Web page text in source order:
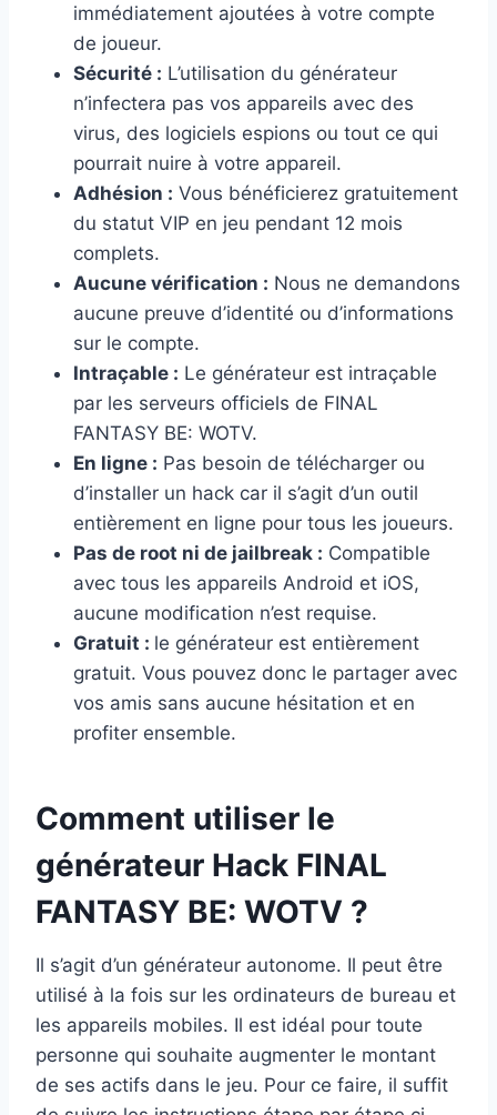
immédiatement ajoutées à votre compte
de joueur.
Sécurité : L’utilisation du générateur
n’infectera pas vos appareils avec des
virus, des logiciels espions ou tout ce qui
pourrait nuire à votre appareil.
Adhésion : Vous bénéficierez gratuitement
du statut VIP en jeu pendant 12 mois
complets.
Aucune vérification : Nous ne demandons
aucune preuve d’identité ou d’informations
sur le compte.
Intraçable : Le générateur est intraçable
par les serveurs officiels de FINAL
FANTASY BE: WOTV.
En ligne : Pas besoin de télécharger ou
d’installer un hack car il s’agit d’un outil
entièrement en ligne pour tous les joueurs.
Pas de root ni de jailbreak : Compatible
avec tous les appareils Android et iOS,
aucune modification n’est requise.
Gratuit : le générateur est entièrement
gratuit. Vous pouvez donc le partager avec
vos amis sans aucune hésitation et en
profiter ensemble.
Comment utiliser le
générateur Hack FINAL
FANTASY BE: WOTV ?
Il s’agit d’un générateur autonome. Il peut être
utilisé à la fois sur les ordinateurs de bureau et
les appareils mobiles. Il est idéal pour toute
personne qui souhaite augmenter le montant
de ses actifs dans le jeu. Pour ce faire, il suffit